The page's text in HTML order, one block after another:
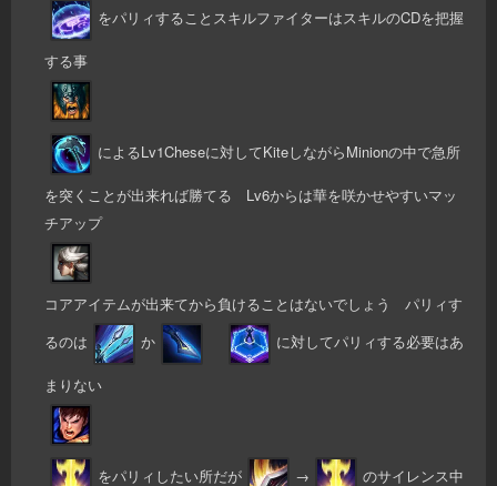
をパリィすることスキルファイターはスキルのCDを把握
する事
によるLv1Cheseに対してKiteしながらMinionの中で急所
を突くことが出来れば勝てる Lv6からは華を咲かせやすいマッ
チアップ
コアアイテムが出来てから負けることはないでしょう パリィす
るのは
か に対してパリィする必要はあ
まりない
をパリィしたい所だが → のサイレンス中